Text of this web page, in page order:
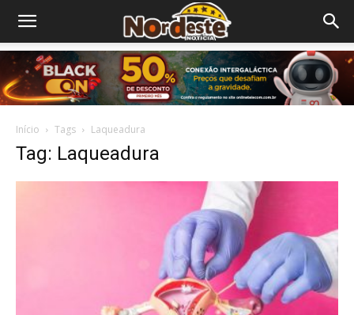
Início Tags Laqueadura
Tag: Laqueadura